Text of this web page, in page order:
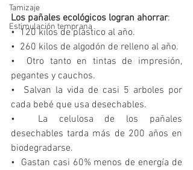
Tamizaje
Estimulación temprana
Los pañales ecológicos logran ahorrar:
•  120 kilos de plástico al año.
•  260 kilos de algodón de relleno al año.
•  Otro tanto en tintas de impresión,
pegantes y cauchos.
•  Salvan la vida de casi 5 arboles por
cada bebé que usa desechables.
•  La celulosa de los pañales
desechables tarda más de 200 años en
biodegradarse.
•  Gastan casi 60% menos de energía de